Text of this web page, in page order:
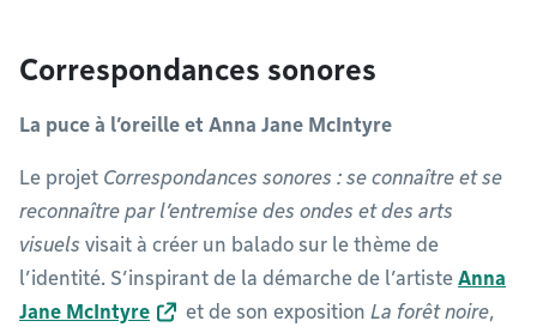
Correspondances sonores
La puce à l’oreille et Anna Jane McIntyre
Le projet Correspondances sonores : se connaître et se
reconnaître par l’entremise des ondes et des arts
visuels visait à créer un balado sur le thème de
l’identité. S’inspirant de la démarche de l’artiste Anna
Jane McIntyre
et de son exposition La forêt noire,